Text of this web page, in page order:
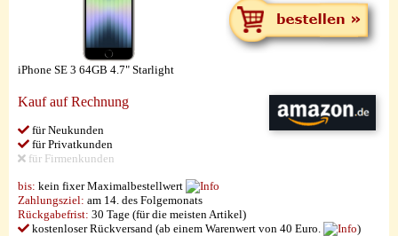
iPhone SE 3 64GB 4.7" Starlight
Kauf auf Rechnung
für Neukunden
für Privatkunden
für Firmenkunden
bis: kein fixer Maximalbestellwert
Zahlungsziel: am 14. des Folgemonats
Rückgabefrist: 30 Tage (für die meisten Artikel)
kostenloser Rückversand (ab einem Warenwert von 40 Euro.
)